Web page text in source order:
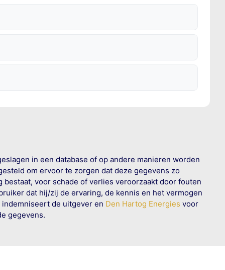
in een database of op andere manieren worden
om ervoor te zorgen dat deze gegevens zo
voor schade of verlies veroorzaakt door fouten
dat hij/zij de ervaring, de kennis en het vermogen
de uitgever en Den Hartog Energies voor
gegevens.